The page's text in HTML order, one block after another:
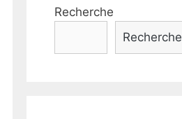
Recherche
Recherche